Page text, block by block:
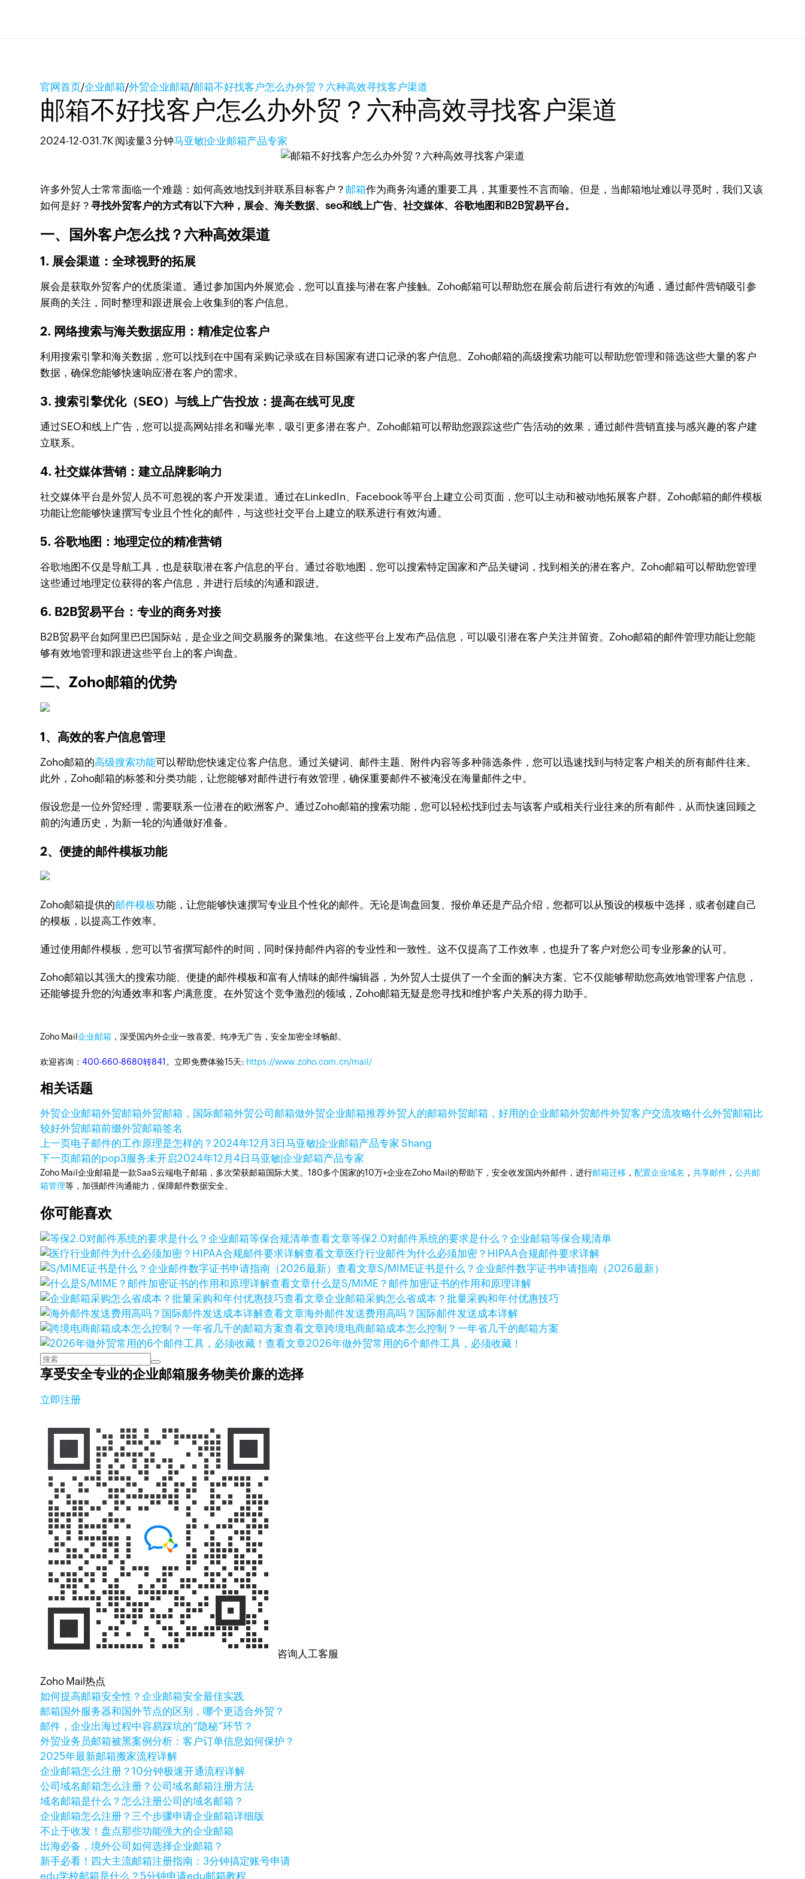
官网首页/企业邮箱/外贸企业邮箱/邮箱不好找客户怎么办外贸？六种高效寻找客户渠道
邮箱不好找客户怎么办外贸？六种高效寻找客户渠道
2024-12-031.7K 阅读量3 分钟马亚敏|企业邮箱产品专家
许多外贸人士常常面临一个难题：如何高效地找到并联系目标客户？ 邮箱作为商务沟通的重要工具，其重要性不言而喻。但是，当邮箱地址难以寻觅时，我们又该
如何是好？寻找外贸客户的方式有以下六种，展会、海关数据、seo和线上广告、社交媒体、谷歌地图和B2B贸易平台。
一、国外客户怎么找？六种高效渠道
1. 展会渠道：全球视野的拓展
展会是获取外贸客户的优质渠道。通过参加国内外展览会，您可以直接与潜在客户接触。Zoho邮箱可以帮助您在展会前后进行有效的沟通，通过邮件营销吸引参
展商的关注，同时整理和跟进展会上收集到的客户信息。
2. 网络搜索与海关数据应用：精准定位客户
利用搜索引擎和海关数据，您可以找到在中国有采购记录或在目标国家有进口记录的客户信息。Zoho邮箱的高级搜索功能可以帮助您管理和筛选这些大量的客户
数据，确保您能够快速响应潜在客户的需求。
3. 搜索引擎优化（SEO）与线上广告投放：提高在线可见度
通过SEO和线上广告，您可以提高网站排名和曝光率，吸引更多潜在客户。Zoho邮箱可以帮助您跟踪这些广告活动的效果，通过邮件营销直接与感兴趣的客户建
立联系。
4. 社交媒体营销：建立品牌影响力
社交媒体平台是外贸人员不可忽视的客户开发渠道。通过在LinkedIn、Facebook等平台上建立公司页面，您可以主动和被动地拓展客户群。Zoho邮箱的邮件模板
功能让您能够快速撰写专业且个性化的邮件，与这些社交平台上建立的联系进行有效沟通。
5. 谷歌地图：地理定位的精准营销
谷歌地图不仅是导航工具，也是获取潜在客户信息的平台。通过谷歌地图，您可以搜索特定国家和产品关键词，找到相关的潜在客户。Zoho邮箱可以帮助您管理
这些通过地理定位获得的客户信息，并进行后续的沟通和跟进。
6. B2B贸易平台：专业的商务对接
B2B贸易平台如阿里巴巴国际站，是企业之间交易服务的聚集地。在这些平台上发布产品信息，可以吸引潜在客户关注并留资。Zoho邮箱的邮件管理功能让您能
够有效地管理和跟进这些平台上的客户询盘。
二、Zoho邮箱的优势
1、高效的客户信息管理
Zoho邮箱的高级搜索功能可以帮助您快速定位客户信息。通过关键词、邮件主题、附件内容等多种筛选条件，您可以迅速找到与特定客户相关的所有邮件往来。
此外，Zoho邮箱的标签和分类功能，让您能够对邮件进行有效管理，确保重要邮件不被淹没在海量邮件之中。
假设您是一位外贸经理，需要联系一位潜在的欧洲客户。通过Zoho邮箱的搜索功能，您可以轻松找到过去与该客户或相关行业往来的所有邮件，从而快速回顾之
前的沟通历史，为新一轮的沟通做好准备。
2、便捷的邮件模板功能
Zoho邮箱提供的邮件模板功能，让您能够快速撰写专业且个性化的邮件。无论是询盘回复、报价单还是产品介绍，您都可以从预设的模板中选择，或者创建自己
的模板，以提高工作效率。
通过使用邮件模板，您可以节省撰写邮件的时间，同时保持邮件内容的专业性和一致性。这不仅提高了工作效率，也提升了客户对您公司专业形象的认可。
Zoho邮箱以其强大的搜索功能、便捷的邮件模板和富有人情味的邮件编辑器，为外贸人士提供了一个全面的解决方案。它不仅能够帮助您高效地管理客户信息，
还能够提升您的沟通效率和客户满意度。在外贸这个竞争激烈的领域，Zoho邮箱无疑是您寻找和维护客户关系的得力助手。
Zoho Mail企业邮箱 ，深受国内外企业一致喜爱。纯净无广告，安全加密全球畅邮。
欢迎咨询：400-660-8680转841 。立即免费体验15天: https://www.zoho.com.cn/mail/
相关话题
外贸企业邮箱外贸邮箱外贸邮箱，国际邮箱外贸公司邮箱做外贸企业邮箱推荐外贸人的邮箱外贸邮箱，好用的企业邮箱外贸邮件外贸客户交流攻略什么外贸邮箱比
较好外贸邮箱前缀外贸邮箱签名
上一页电子邮件的工作原理是怎样的？2024年12月3日马亚敏|企业邮箱产品专家 Shang
下一页邮箱的pop3服务未开启2024年12月4日马亚敏|企业邮箱产品专家
Zoho Mail企业邮箱是一款SaaS云端电子邮箱，多次荣获邮箱国际大奖。180多个国家的10万+企业在Zoho Mail的帮助下，安全收发国内外邮件，进行邮箱迁移 ，配置企业域名 ，共享邮件 ，公共邮
箱管理等，加强邮件沟通能力，保障邮件数据安全。
你可能喜欢
查看文章等保2.0对邮件系统的要求是什么？企业邮箱等保合规清单
查看文章医疗行业邮件为什么必须加密？HIPAA合规邮件要求详解
查看文章S/MIME证书是什么？企业邮件数字证书申请指南（2026最新）
查看文章什么是S/MIME？邮件加密证书的作用和原理详解
查看文章企业邮箱采购怎么省成本？批量采购和年付优惠技巧
查看文章海外邮件发送费用高吗？国际邮件发送成本详解
查看文章跨境电商邮箱成本怎么控制？一年省几千的邮箱方案
查看文章2026年做外贸常用的6个邮件工具，必须收藏！
享受安全专业的企业邮箱服务物美价廉的选择
立即注册
咨询人工客服
Zoho Mail热点
如何提高邮箱安全性？企业邮箱安全最佳实践
邮箱国外服务器和国外节点的区别，哪个更适合外贸？
邮件，企业出海过程中容易踩坑的“隐秘”环节？
外贸业务员邮箱被黑案例分析：客户订单信息如何保护？
2025年最新邮箱搬家流程详解
企业邮箱怎么注册？10分钟极速开通流程详解
公司域名邮箱怎么注册？公司域名邮箱注册方法
域名邮箱是什么？怎么注册公司的域名邮箱？
企业邮箱怎么注册？三个步骤申请企业邮箱详细版
不止于收发！盘点那些功能强大的企业邮箱
出海必备，境外公司如何选择企业邮箱？
新手必看！四大主流邮箱注册指南：3分钟搞定账号申请
edu学校邮箱是什么？5分钟申请edu邮箱教程